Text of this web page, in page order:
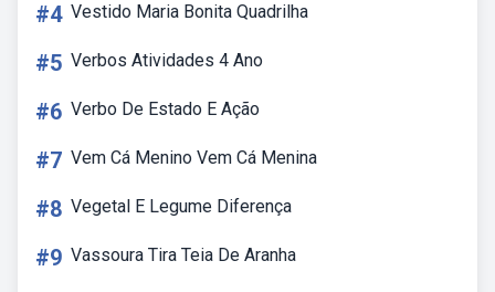
#4 Vestido Maria Bonita Quadrilha
#5 Verbos Atividades 4 Ano
#6 Verbo De Estado E Ação
#7 Vem Cá Menino Vem Cá Menina
#8 Vegetal E Legume Diferença
#9 Vassoura Tira Teia De Aranha